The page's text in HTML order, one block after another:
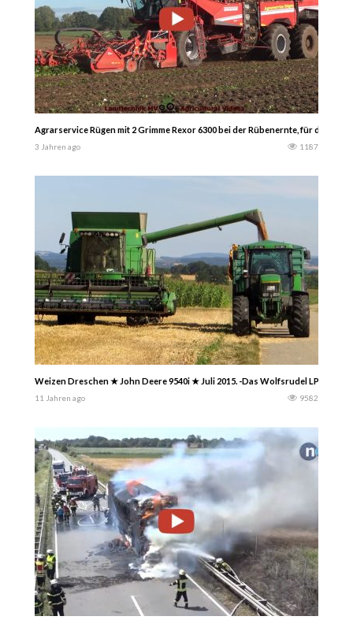
Agrarservice Rügen mit 2 Grimme Rexor 6300 bei der Rübenernte, für die
3 Jahren ago 1187
Weizen Dreschen ★ John Deere 9540i ★ Juli 2015. -Das Wolfsrudel LP-
11 Jahren ago 9582